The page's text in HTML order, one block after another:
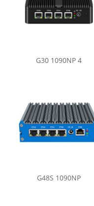
G30 1090NP 4
G48S 1090NP